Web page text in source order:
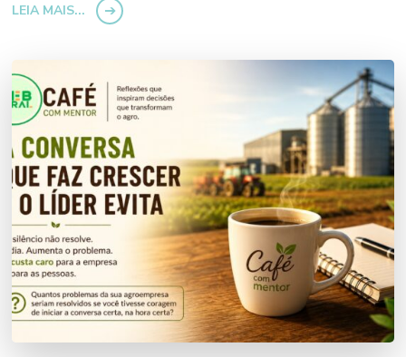
QUE
QUE
VOCÊ
ESTEJA
PRONTO
PARA
O
PRÓXIMO.”
LEIA MAIS...